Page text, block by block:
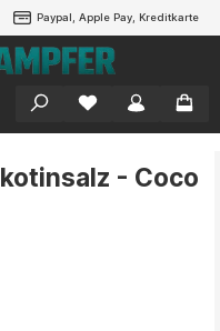
Paypal, Apple Pay, Kreditkarte
- Coco